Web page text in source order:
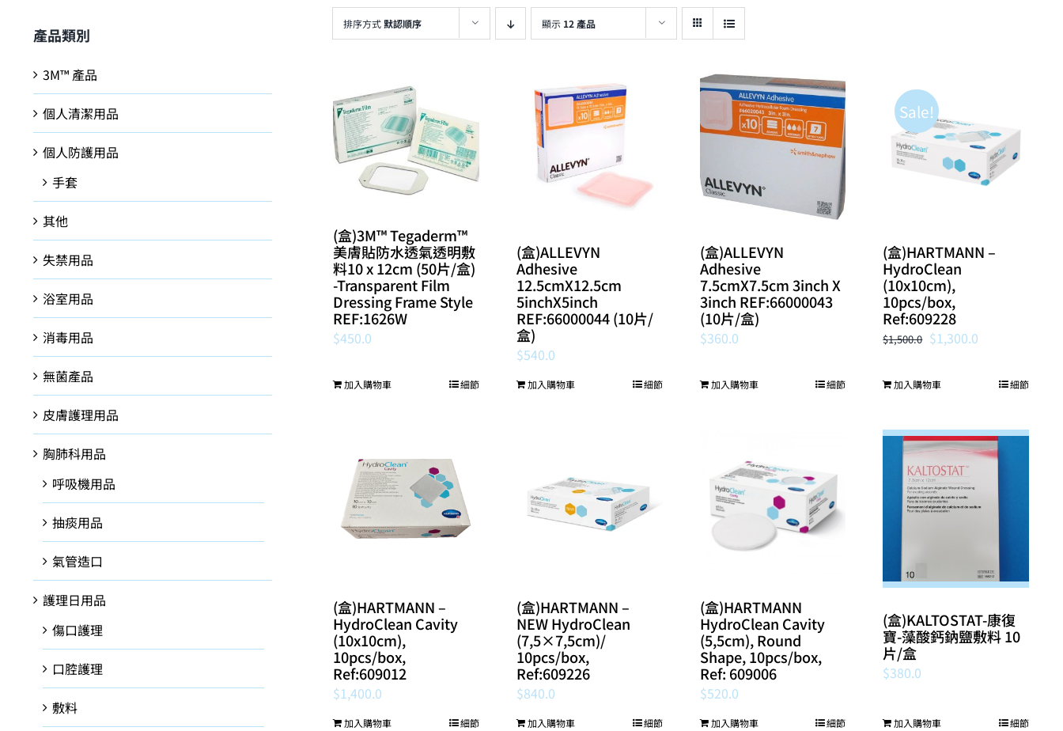
排序方式默認順序 顯示 12 產品
(盒)3M™ Tegaderm™
美膚貼防水透氣透明敷
料10 x 12cm (50片/盒)
-Transparent Film
Dressing Frame Style
REF:1626W
$450.0
加入購物車 細節
(盒)ALLEVYN
Adhesive
12.5cmX12.5cm
5inchX5inch
REF:66000044 (10片/
盒)
$540.0
加入購物車 細節
(盒)ALLEVYN
Adhesive
7.5cmX7.5cm 3inch X
3inch REF:66000043
(10片/盒)
$360.0
加入購物車 細節
Sale!
(盒)HARTMANN –
HydroClean
(10x10cm),
10pcs/box,
Ref:609228
$1,500.0 Original
was:
$1,300.0
加入購物車 細節
(盒)HARTMANN –
HydroClean Cavity
(10x10cm),
10pcs/box,
Ref:609012
$1,400.0
加入購物車 細節
(盒)HARTMANN –
NEW HydroClean
(7,5×7,5cm)/
10pcs/box,
Ref:609226
$840.0
加入購物車 細節
(盒)HARTMANN
HydroClean Cavity
(5,5cm), Round
Shape, 10pcs/box,
Ref: 609006
$520.0
加入購物車 細節
(盒)KALTOSTAT-康復
寶-藻酸鈣鈉鹽敷料 10
片/盒
$380.0
加入購物車 細節
產品類別
3M™ 產品
個人清潔用品
個人防護用品
手套
其他
失禁用品
浴室用品
消毒用品
無菌產品
皮膚護理用品
胸肺科用品
呼吸機用品
抽痰用品
氣管造口
護理日用品
傷口護理
口腔護理
敷料